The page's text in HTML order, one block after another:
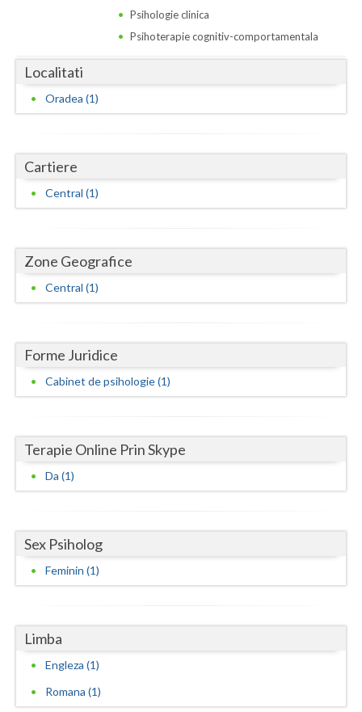
Galati
Giurgiu
Harghita
Hunedoara
Iasi
Ilfov
Mehedinti
Mures
Olt
Prahova
Satu-Mare
Sibiu
Teleorman
Timis
Tulcea
Psihologie clinica
Psihoterapie cognitiv-comportamentala
Localitati
Oradea (1)
Cartiere
Central (1)
Zone Geografice
Central (1)
Forme Juridice
Cabinet de psihologie (1)
Terapie Online Prin Skype
Da (1)
Sex Psiholog
Feminin (1)
Limba
Engleza (1)
Romana (1)